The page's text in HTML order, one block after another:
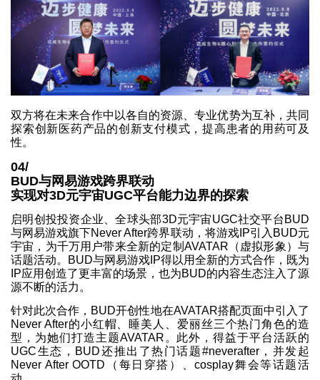
双方将在未来合作中以各自的资源、专业优势为互补，共同
探索创新医药产品的创新支付模式，提高患者的用药可及
性。
04/
BUD与网易游戏跨界联动
实现对3D元宇宙UGC平台能力边界的探索
启明创投投资企业、全球头部3D元宇宙UGC社交平台BUD
与网易游戏旗下Never After跨界联动，将游戏IP引入BUD元
宇宙，为千万用户带来全新的定制AVATAR（虚拟形象）与
话题活动。BUD与网易游戏IP得以用全新的方式合作，既为
IP应用创造了更丰富的场景，也为BUD的内容生态注入了源
源不断的活力。
针对此次合作，BUD开创性地在AVATAR搭配页面中引入了
Never After的小红帽、睡美人、爱丽丝三个热门角色的造
型，为她们打造主题AVATAR。此外，得益于平台活跃的
UGC生态，BUD还推出了热门话题#neverafter，并发起
Never After OOTD（每日穿搭）、cosplay舞会等话题活